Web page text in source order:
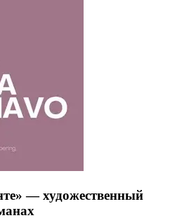
— художественный